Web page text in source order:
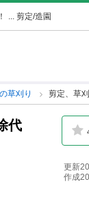
... 剪定/造園
草刈り 剪定、草
代
更新
作成